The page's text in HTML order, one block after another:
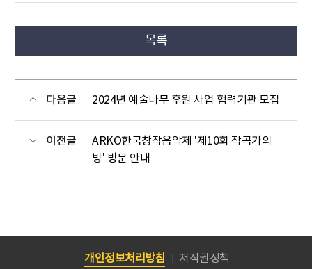
목록
다음글 2024년 예술나무 후원 사업 협력기관 모집
이전글
ARKO한국창작음악제 '제10회 작곡가의
방' 방문 안내
개인정보처리방침 저작권정책